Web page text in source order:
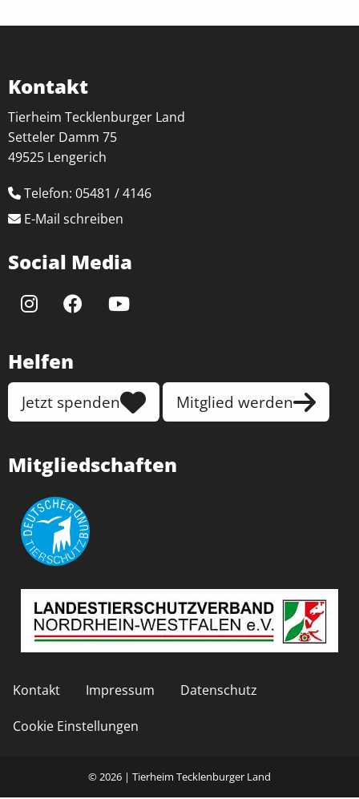
Kontakt
Tierheim Tecklenburger Land
Setteler Damm 75
49525 Lengerich
Telefon: 05481 / 4146
E-Mail schreiben
Social Media
Helfen
Jetzt spenden Mitglied werden
Mitgliedschaften
Kontakt Impressum Datenschutz
Cookie Einstellungen
© 2026 | Tierheim Tecklenburger Land